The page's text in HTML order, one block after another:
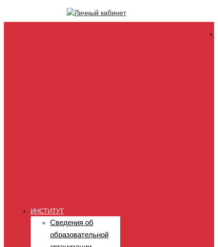
ИНСТИТУТ
Сведения об
образовательной